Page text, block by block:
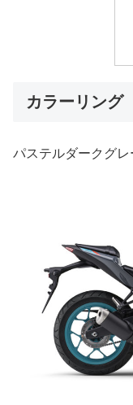
カラーリング
パステルダークグレ